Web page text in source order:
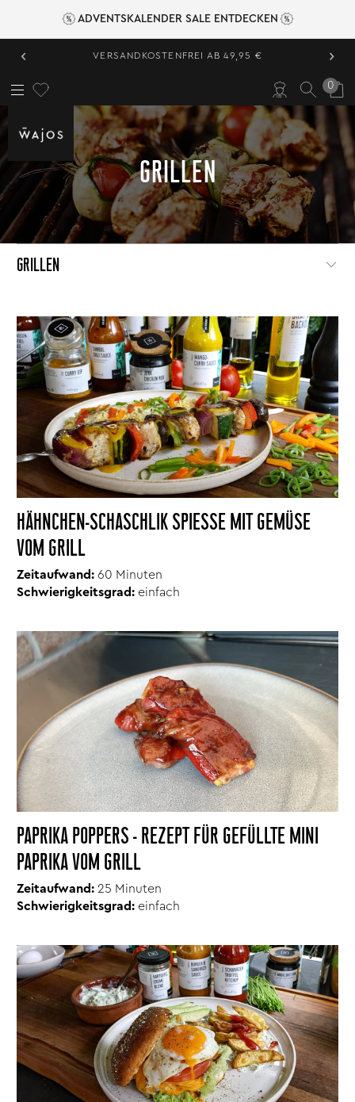
ADVENTSKALENDER SALE ENTDECKEN
‹ VERSANDKOSTENFREI AB 49,95 € ›
0
GRILLEN
GRILLEN
HÄHNCHEN-SCHASCHLIK SPIESSE MIT GEMÜSE V
OM GRILL
Zeitaufwand: 60 Minuten
Schwierigkeitsgrad: einfach
PAPRIKA POPPERS - REZEPT FÜR GEFÜLLTE MINI
PAPRIKA VOM GRILL
Zeitaufwand: 25 Minuten
Schwierigkeitsgrad: einfach